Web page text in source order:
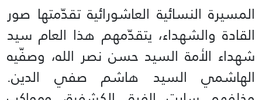
المسيرة النسائية العاشورائية تقدّمتها صور
القادة والشهداء، يتقدّمهم هذا العام سيد
شهداء الأمة السيد حسن نصر الله، وصفّيه
الهاشمي السيد هاشم صفي الدين.